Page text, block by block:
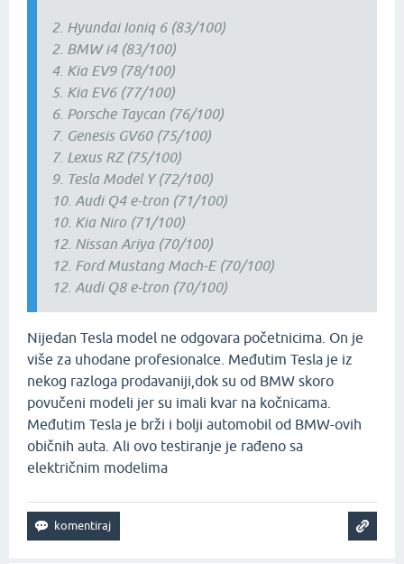
2. Hyundai Ioniq 6 (83/100)
2. BMW i4 (83/100)
4. Kia EV9 (78/100)
5. Kia EV6 (77/100)
6. Porsche Taycan (76/100)
7. Genesis GV60 (75/100)
7. Lexus RZ (75/100)
9. Tesla Model Y (72/100)
10. Audi Q4 e-tron (71/100)
10. Kia Niro (71/100)
12. Nissan Ariya (70/100)
12. Ford Mustang Mach-E (70/100)
12. Audi Q8 e-tron (70/100)
Nijedan Tesla model ne odgovara početnicima. On je
više za uhodane profesionalce. Međutim Tesla je iz
nekog razloga prodavaniji,dok su od BMW skoro
povučeni modeli jer su imali kvar na kočnicama.
Međutim Tesla je brži i bolji automobil od BMW-ovih
običnih auta. Ali ovo testiranje je rađeno sa
električnim modelima